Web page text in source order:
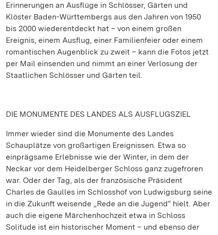
Erinnerungen an Ausflüge in Schlösser, Gärten und
Klöster Baden-Württembergs aus den Jahren von 1950
bis 2000 wiederentdeckt hat – von einem großen
Ereignis, einem Ausflug, einer Familienfeier oder einem
romantischen Augenblick zu zweit – kann die Fotos jetzt
per Mail einsenden und nimmt an einer Verlosung der
Staatlichen Schlösser und Gärten teil.
DIE MONUMENTE DES LANDES ALS AUSFLUGSZIEL
Immer wieder sind die Monumente des Landes
Schauplätze von großartigen Ereignissen. Etwa so
einprägsame Erlebnisse wie der Winter, in dem der
Neckar vor dem Heidelberger Schloss ganz zugefroren
war. Oder der Tag, als der französische Präsident
Charles de Gaulles im Schlosshof von Ludwigsburg seine
in die Zukunft weisende „Rede an die Jugend“ hielt. Aber
auch die eigene Märchenhochzeit etwa in Schloss
Solitude ist ein historischer Moment – und ebenso der